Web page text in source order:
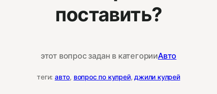
поставить?
этот вопрос задан в категорииАвто
теги: авто, вопрос по кулрей, джили кулрей